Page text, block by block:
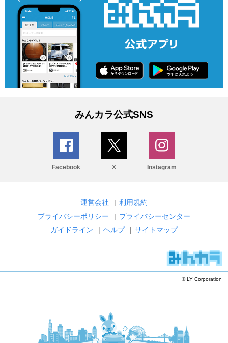
みんカラ公式SNS
Facebook X Instagram
運営会社 | 利用規約
プライバシーポリシー
| プライバシーセンター
ガイドライン
| ヘルプ | サイトマップ
© LY Corporation